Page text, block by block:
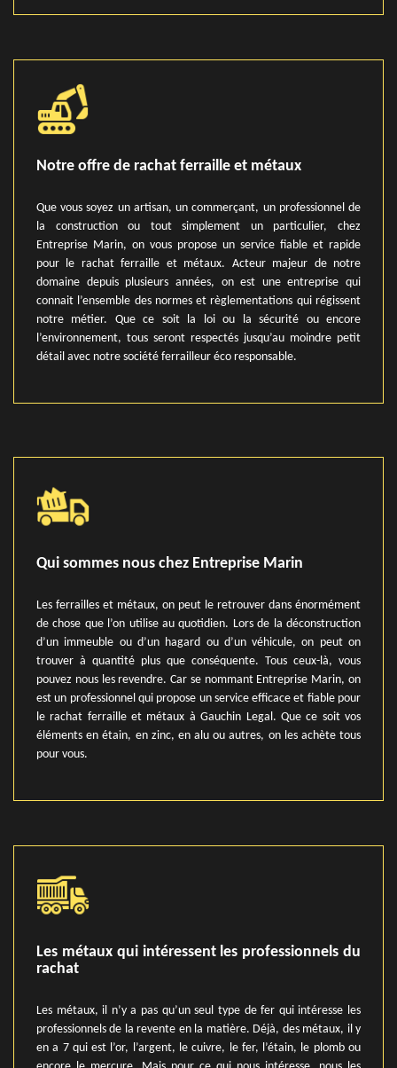
Notre offre de rachat ferraille et métaux
Que vous soyez un artisan, un commerçant, un professionnel de
la construction ou tout simplement un particulier, chez
Entreprise Marin, on vous propose un service fiable et rapide
pour le rachat ferraille et métaux. Acteur majeur de notre
domaine depuis plusieurs années, on est une entreprise qui
connait l’ensemble des normes et règlementations qui régissent
notre métier. Que ce soit la loi ou la sécurité ou encore
l’environnement, tous seront respectés jusqu’au moindre petit
détail avec notre société ferrailleur éco responsable.
Qui sommes nous chez Entreprise Marin
Les ferrailles et métaux, on peut le retrouver dans énormément
de chose que l’on utilise au quotidien. Lors de la déconstruction
d’un immeuble ou d’un hagard ou d’un véhicule, on peut on
trouver à quantité plus que conséquente. Tous ceux-là, vous
pouvez nous les revendre. Car se nommant Entreprise Marin, on
est un professionnel qui propose un service efficace et fiable pour
le rachat ferraille et métaux à Gauchin Legal. Que ce soit vos
éléments en étain, en zinc, en alu ou autres, on les achète tous
pour vous.
Les métaux qui intéressent les professionnels du
rachat
Les métaux, il n’y a pas qu’un seul type de fer qui intéresse les
professionnels de la revente en la matière. Déjà, des métaux, il y
en a 7 qui est l’or, l’argent, le cuivre, le fer, l’étain, le plomb ou